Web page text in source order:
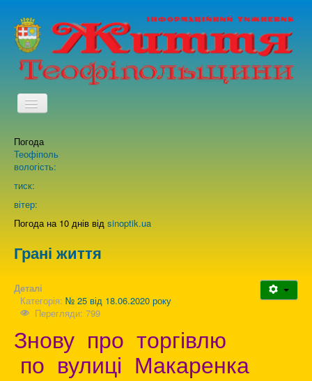
TPL_PROTOSTAR_TOGGLE_MENU
Про нас
Погода
Теофіполь
вологість:
тиск:
вітер:
Погода на 10 днів від sinoptik.ua
Грані життя
Деталі
Категорія: № 25 від 18.06.2020 року
Перегляди: 799
Знову про торгівлю
по вулиці Макаренка